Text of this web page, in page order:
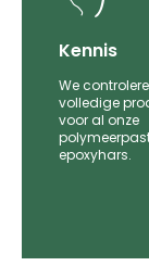
Kennis
We
volledige
voor al onze
epoxyhars.